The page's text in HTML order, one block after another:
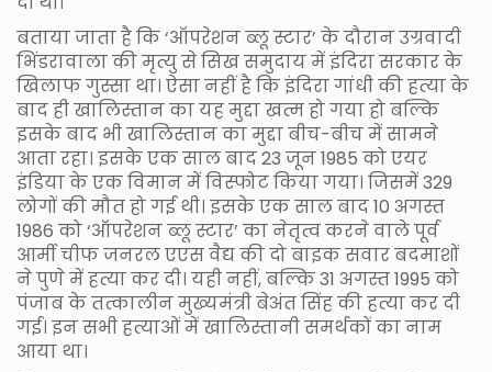
बताया जाता है कि ‘ऑपरेशन ब्लू स्टार’ के दौरान उग्रवादी
भिंडरावाला की मृत्यु से सिख समुदाय में इंदिरा सरकार के
खिलाफ गुस्सा था। ऐसा नहीं है कि इंदिरा गांधी की हत्या के
बाद ही खालिस्तान का यह मुद्दा खत्म हो गया हो बल्कि
इसके बाद भी खालिस्तान का मुद्दा बीच-बीच में सामने
आता रहा। इसके एक साल बाद 23 जून 1985 को एयर
इंडिया के एक विमान में विस्फोट किया गया। जिसमें 329
लोगों की मौत हो गई थी। इसके एक साल बाद 10 अगस्त
1986 को ‘ऑपरेशन ब्लू स्टार’ का नेतृत्व करने वाले पूर्व
आर्मी चीफ जनरल एएस वैद्य की दो बाइक सवार बदमाशों
ने पुणे में हत्या कर दी। यही नहीं, बल्कि 31 अगस्त 1995 को
पंजाब के तत्कालीन मुख्यमंत्री बेअंत सिंह की हत्या कर दी
गई। इन सभी हत्याओं में खालिस्तानी समर्थकों का नाम
आया था।